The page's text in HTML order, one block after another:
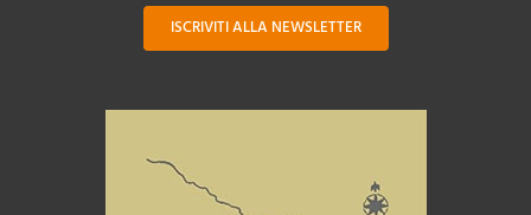
ISCRIVITI ALLA NEWSLETTER